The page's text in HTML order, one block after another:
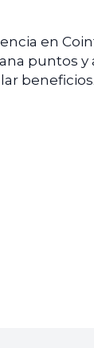
en
puntos y
beneficios.